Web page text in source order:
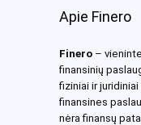
Apie Finero
Finero–
finansinių
fiziniai ir
finansines
nėra finansų